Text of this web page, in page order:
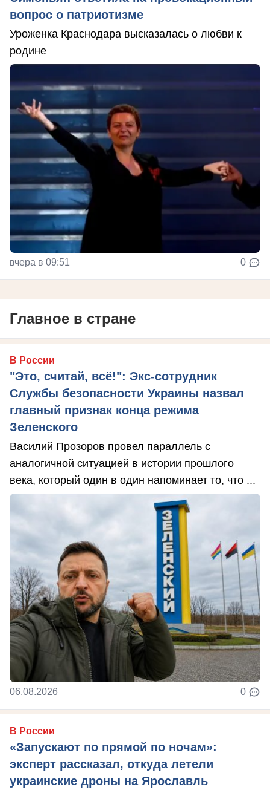
вопрос о патриотизме
Уроженка Краснодара высказалась о любви к
родине
вчера в 09:51 0
Главное в стране
В России
"Это, считай, всё!": Экс-сотрудник
Службы безопасности Украины назвал
главный признак конца режима
Зеленского
Василий Прозоров провел параллель с
аналогичной ситуацией в истории прошлого
века, который один в один напоминает то, что ...
06.08.2026 0
В России
«Запускают по прямой по ночам»:
эксперт рассказал, откуда летели
украинские дроны на Ярославль